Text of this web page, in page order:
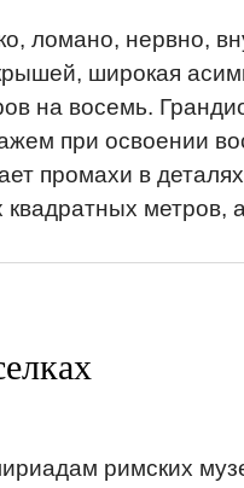
ломано, нервно,
широкая
на восемь.
при освоении
промахи в
квадратных метров,
римских